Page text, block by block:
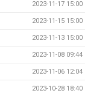
2023-11-17 15:00
2023-11-15 15:00
2023-11-13 15:00
2023-11-08 09:44
2023-11-06 12:04
2023-10-28 18:40